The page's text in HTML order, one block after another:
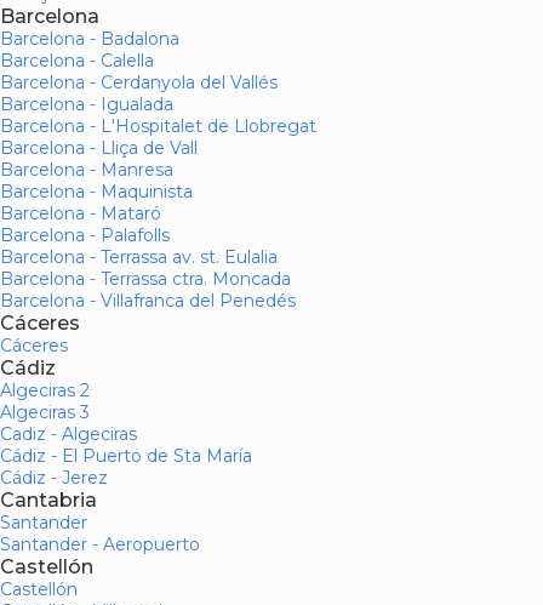
Barcelona
Barcelona - Badalona
Barcelona - Calella
Barcelona - Cerdanyola del Vallés
Barcelona - Igualada
Barcelona - L'Hospitalet de Llobregat
Barcelona - Lliça de Vall
Barcelona - Manresa
Barcelona - Maquinista
Barcelona - Mataró
Barcelona - Palafolls
Barcelona - Terrassa av. st. Eulalia
Barcelona - Terrassa ctra. Moncada
Barcelona - Villafranca del Penedés
Cáceres
Cáceres
Cádiz
Algeciras 2
Algeciras 3
Cadiz - Algeciras
Cádiz - El Puerto de Sta María
Cádiz - Jerez
Cantabria
Santander
Santander - Aeropuerto
Castellón
Castellón